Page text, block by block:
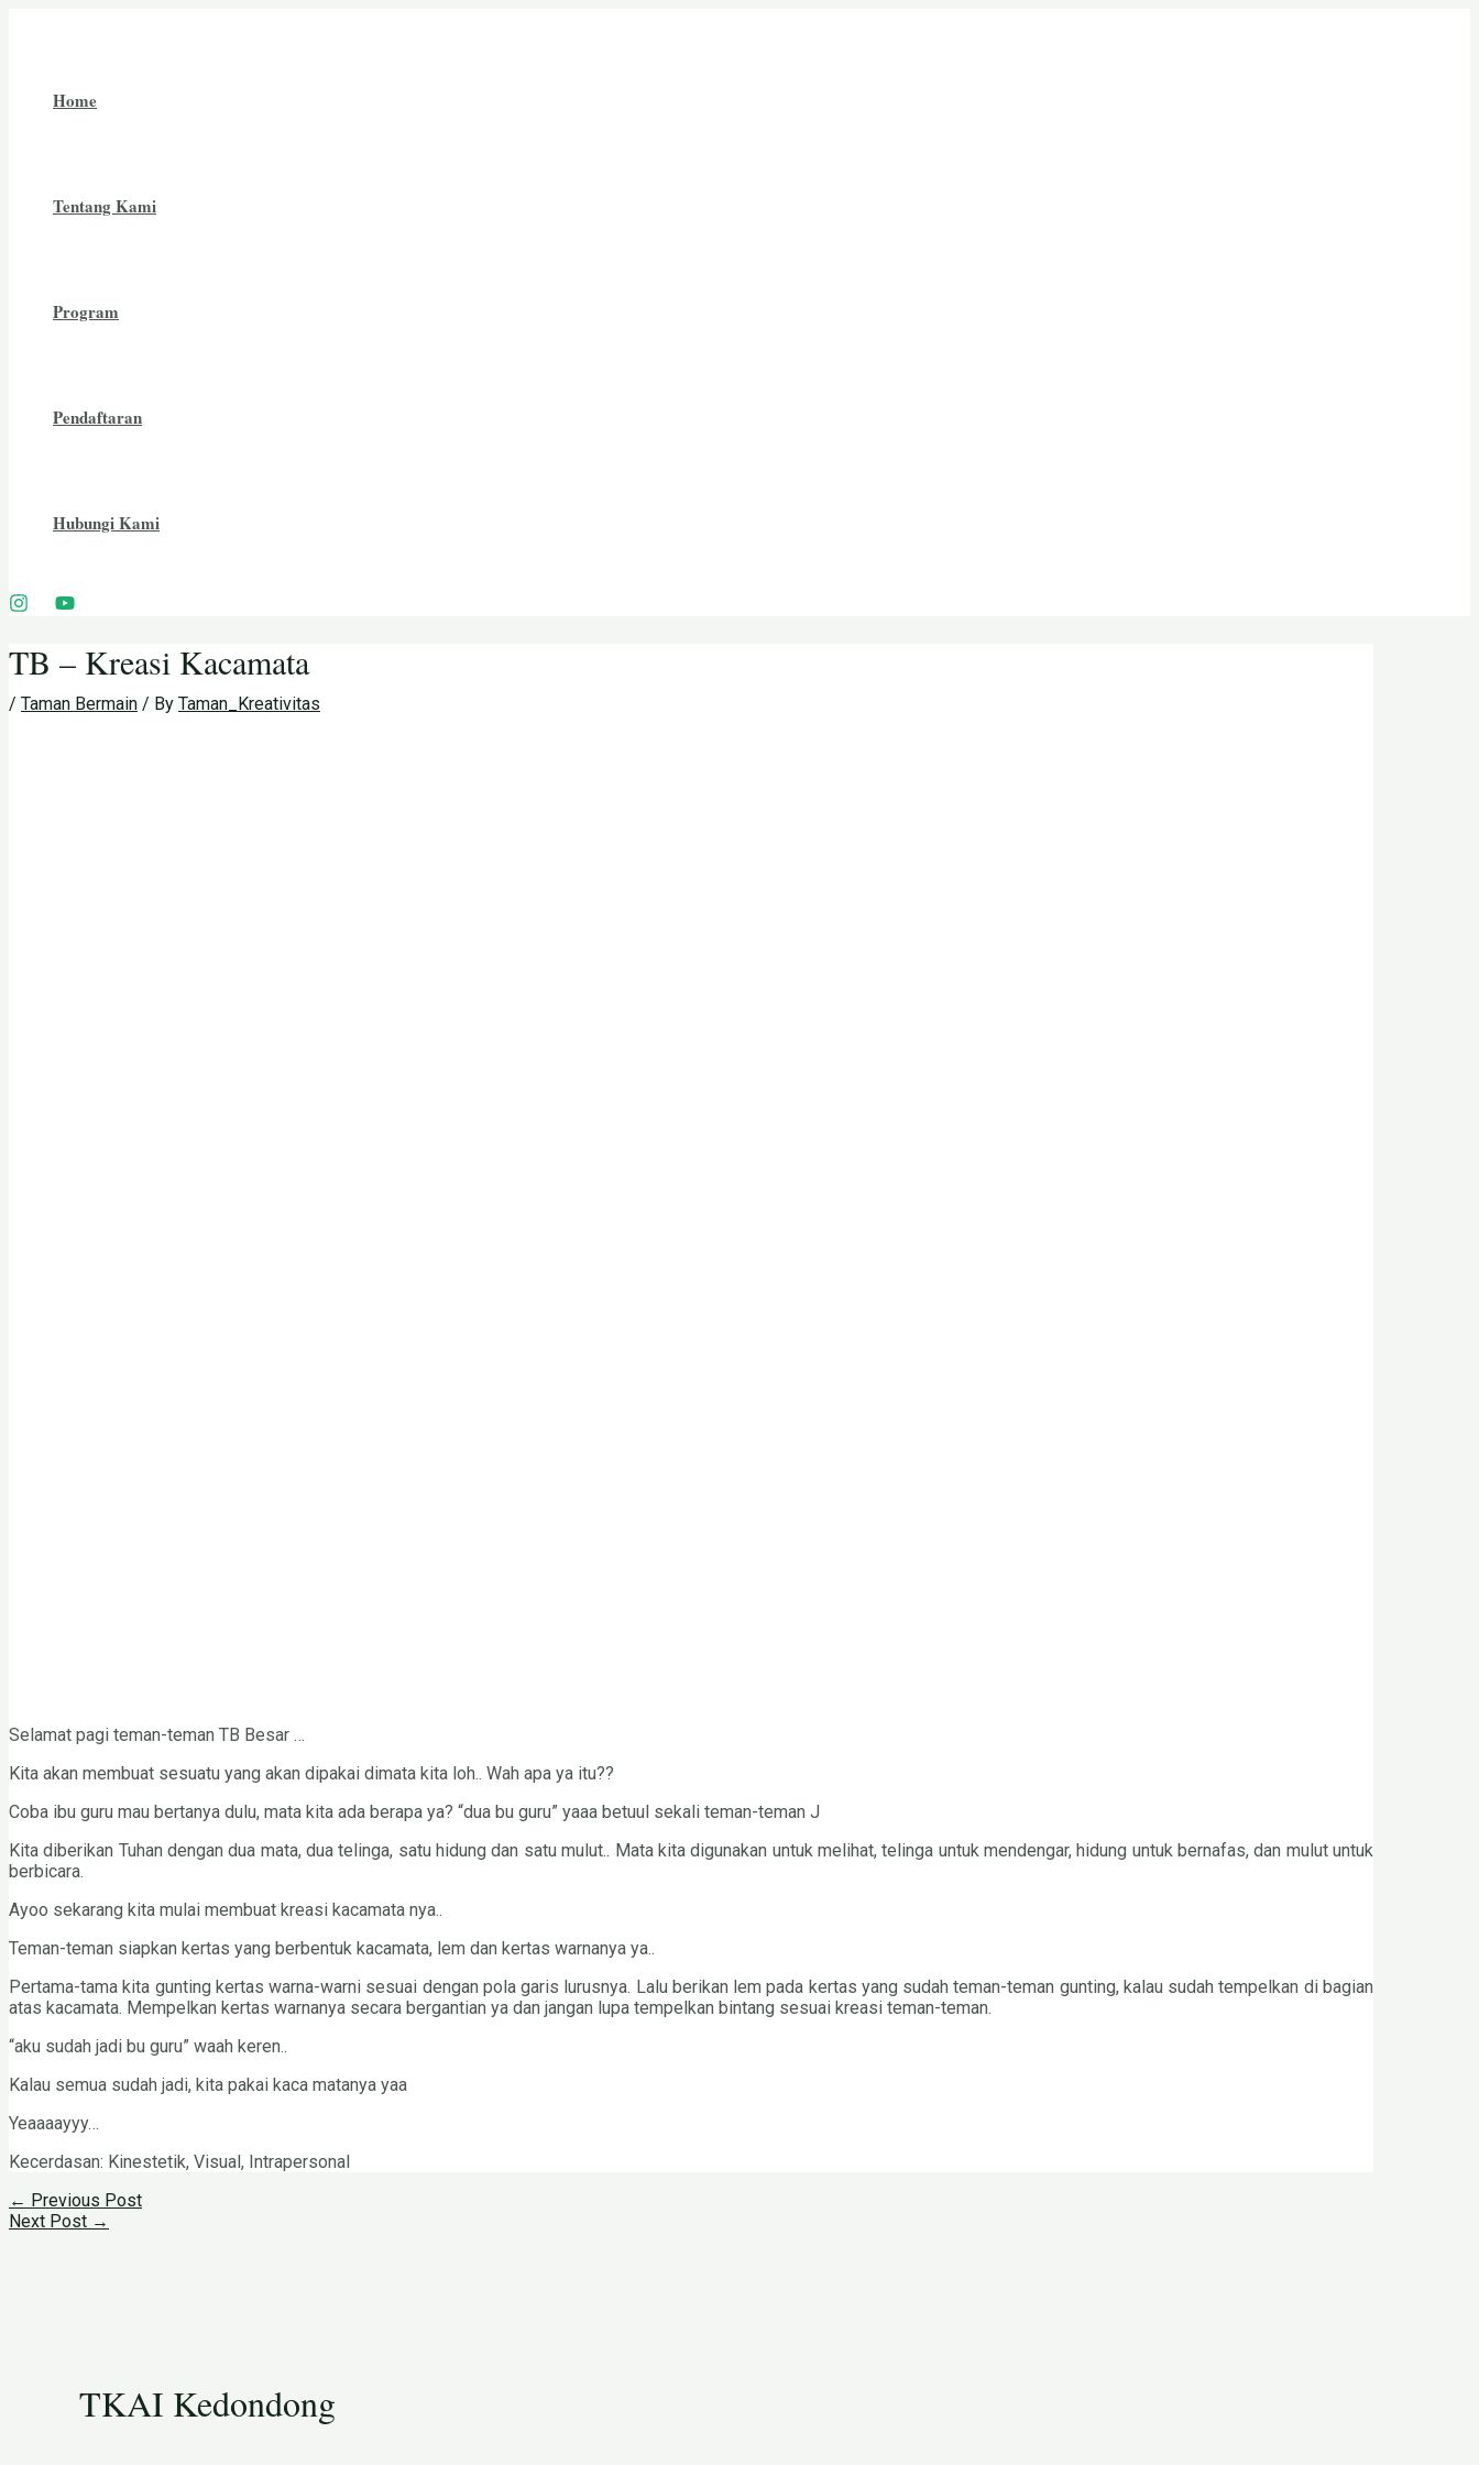
Home
Tentang Kami
Program
Pendaftaran
Hubungi Kami
TB – Kreasi Kacamata
/ Taman Bermain / By Taman_Kreativitas
Selamat pagi teman-teman TB Besar …
Kita akan membuat sesuatu yang akan dipakai dimata kita loh.. Wah apa ya itu??
Coba ibu guru mau bertanya dulu, mata kita ada berapa ya? “dua bu guru” yaaa betuul sekali teman-teman J
Kita diberikan Tuhan dengan dua mata, dua telinga, satu hidung dan satu mulut.. Mata kita digunakan untuk melihat, telinga untuk mendengar, hidung untuk bernafas, dan mulut untuk
berbicara.
Ayoo sekarang kita mulai membuat kreasi kacamata nya..
Teman-teman siapkan kertas yang berbentuk kacamata, lem dan kertas warnanya ya..
Pertama-tama kita gunting kertas warna-warni sesuai dengan pola garis lurusnya. Lalu berikan lem pada kertas yang sudah teman-teman gunting, kalau sudah tempelkan di bagian
atas kacamata. Mempelkan kertas warnanya secara bergantian ya dan jangan lupa tempelkan bintang sesuai kreasi teman-teman.
“aku sudah jadi bu guru” waah keren..
Kalau semua sudah jadi, kita pakai kaca matanya yaa
Yeaaaayyy…
Kecerdasan: Kinestetik, Visual, Intrapersonal
← Previous Post
Next Post →
TKAI Kedondong​